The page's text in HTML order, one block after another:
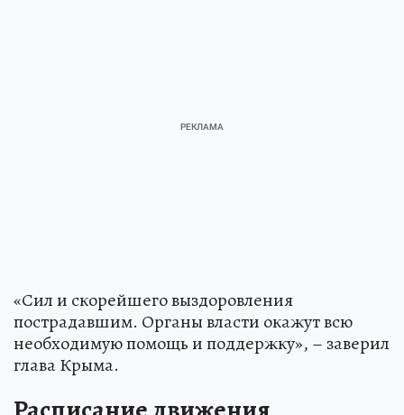
«Сил и скорейшего выздоровления
пострадавшим. Органы власти окажут всю
необходимую помощь и поддержку», – заверил
глава Крыма.